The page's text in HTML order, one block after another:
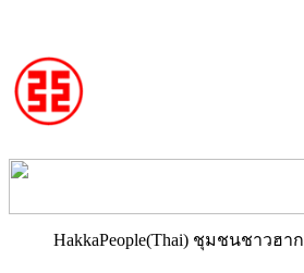
HakkaPeople(Thai) ชุมชนชาวฮา